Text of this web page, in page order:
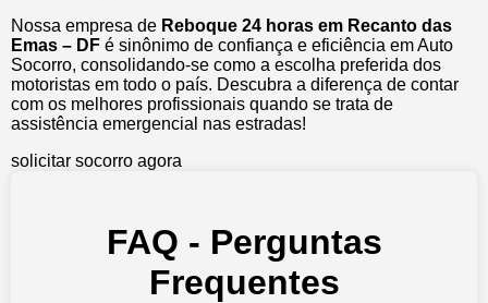
Nossa empresa de Reboque 24 horas em Recanto das
Emas – DF é sinônimo de confiança e eficiência em Auto
Socorro, consolidando-se como a escolha preferida dos
motoristas em todo o país. Descubra a diferença de contar
com os melhores profissionais quando se trata de
assistência emergencial nas estradas!
solicitar socorro agora
FAQ - Perguntas
Frequentes